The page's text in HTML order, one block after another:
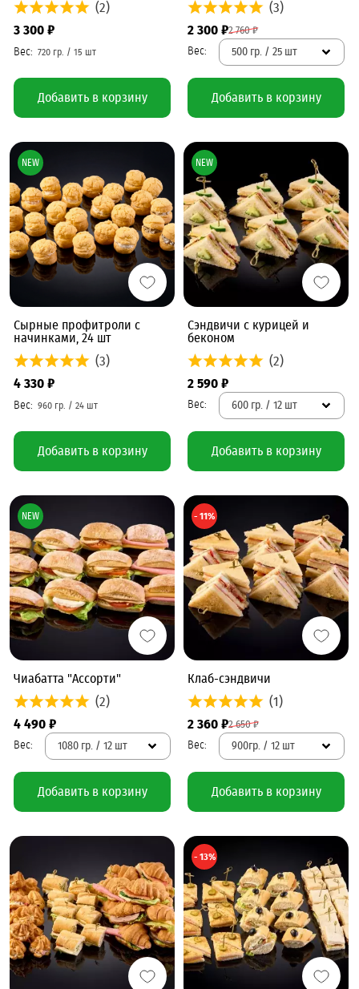
(2)
3 300 ₽
Добавить в корзину
(3)
2 760 ₽
2 300 ₽
500 гр. / 25 шт
Добавить в корзину
Сырные профитроли с
начинками, 24 шт
(3)
4 330 ₽
Добавить в корзину
NEW
Сэндвичи с курицей и
беконом
(2)
2 590 ₽
600 гр. / 12 шт
Добавить в корзину
NEW
Чиабатта "Ассорти"
(2)
4 490 ₽
1080 гр. / 12 шт
Добавить в корзину
NEW
Клаб-сэндвичи
(1)
2 650 ₽
2 360 ₽
900гр. / 12 шт
Добавить в корзину
- 11%
- 13%